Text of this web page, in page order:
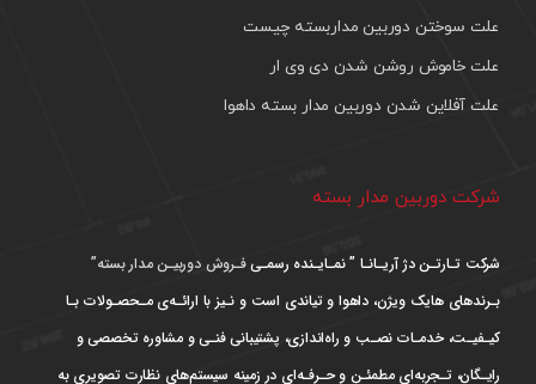
علت سوختن دوربین مداربسته چیست
علت خاموش روشن شدن دی وی ار
علت آفلاین شدن دوربین مدار بسته داهوا
شرکت دوربین مدار بسته
شرکت تـارتـن دژ آریـانـا ” نمـایـنده رسمـیفـروش دوربیـن مدار بسته”
بـرندهای هایک ویژن، داهوا و تیاندی است و نـیز با ارائـه‌ی مـحصـولات بـا
کیـفیـت، خدمـات نصـب و راه‌اندازی، پشتیبانی فنـی و مشاوره تخصصی و
رایـگان، تـجربه‌ای مطمئـن و حـرفـه‌ای در زمینه سیستم‌های نظارت تصویری به